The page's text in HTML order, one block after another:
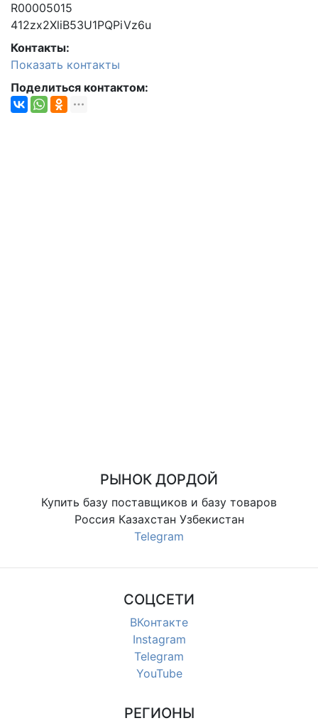
R00005015
412zx2XliB53U1PQPiVz6u
Контакты:
Показать контакты
Поделиться контактом:
РЫНОК ДОРДОЙ
Купить базу поставщиков и базу товаров
Россия Казахстан Узбекистан
Telegram
СОЦСЕТИ
ВКонтакте
Instagram
Telegram
YouTube
РЕГИОНЫ